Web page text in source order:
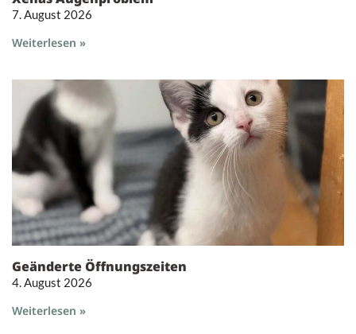
7. August 2026
Weiterlesen »
Geänderte Öffnungszeiten
4. August 2026
Weiterlesen »